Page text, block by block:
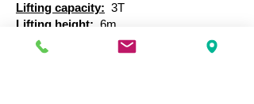
Lifting capacity: 3T
Lifting height: 6m
Condition:
Very good condition